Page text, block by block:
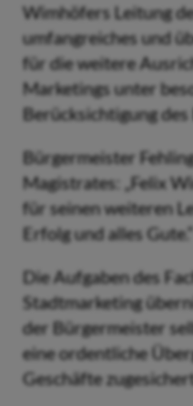
Wimhöfers Leitung
umfangreiches und
für die weitere
Marketings unter
Berücksichtigung
Bürgermeister
Magistrates: „Felix
für seinen weiteren
Erfolg und alles Gute.“
Die Aufgaben des
Stadtmarketing
der Bürgermeister
eine ordentliche
Geschäfte